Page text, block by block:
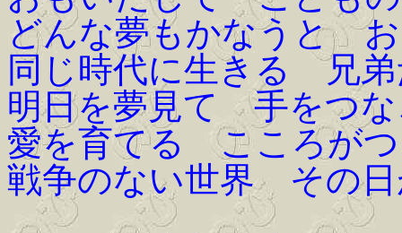
どんな夢もかなうと
同じ時代に生きる 兄
明日を夢見て 手をつ
愛を育てる こころが
戦争のない世界 その日